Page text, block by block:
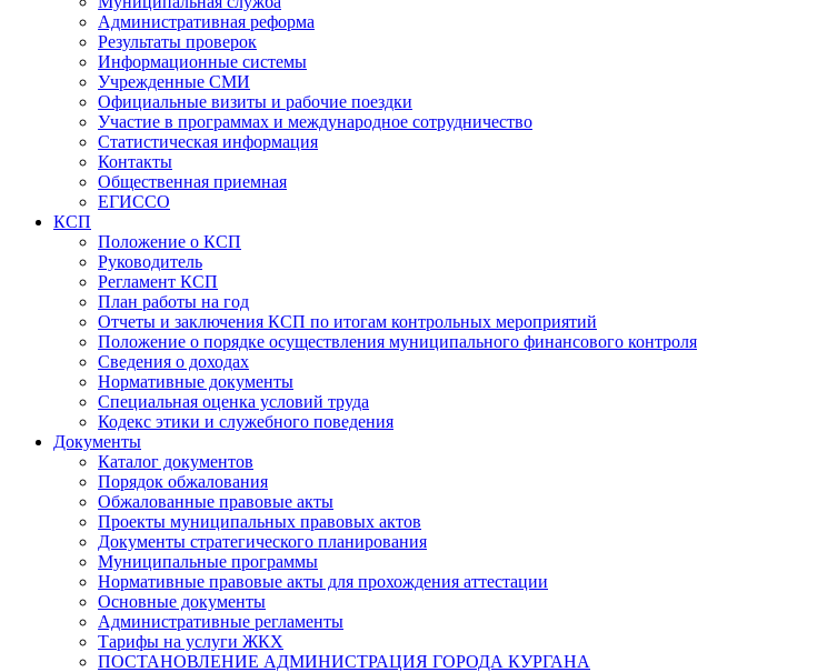
Административная реформа
Результаты проверок
Информационные системы
Учрежденные СМИ
Официальные визиты и рабочие поездки
Участие в программах и международное сотрудничество
Статистическая информация
Контакты
Общественная приемная
ЕГИССО
КСП
Положение о КСП
Руководитель
Регламент КСП
План работы на год
Отчеты и заключения КСП по итогам контрольных мероприятий
Положение о порядке осуществления муниципального финансового контроля
Сведения о доходах
Нормативные документы
Специальная оценка условий труда
Кодекс этики и служебного поведения
Документы
Каталог документов
Порядок обжалования
Обжалованные правовые акты
Проекты муниципальных правовых актов
Документы стратегического планирования
Муниципальные программы
Нормативные правовые акты для прохождения аттестации
Основные документы
Административные регламенты
Тарифы на услуги ЖКХ
ПОСТАНОВЛЕНИЕ АДМИНИСТРАЦИЯ ГОРОДА КУРГАНА